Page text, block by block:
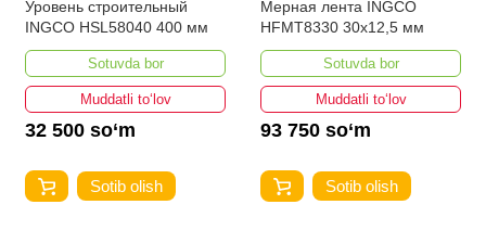
Уровень строительный
INGCO HSL58040 400 мм
Sotuvda bor
Muddatli to‘lov
32 500 so‘m
Sotib olish
Мерная лента INGCO
HFMT8330 30x12,5 мм
Sotuvda bor
Muddatli to‘lov
93 750 so‘m
Sotib olish